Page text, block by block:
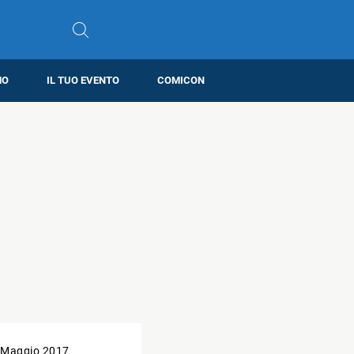
IL TUO EVENTO COMICON